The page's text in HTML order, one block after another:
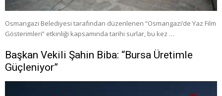
Osmangazi Belediyesi tarafından düzenlenen “Osmangazi’de Yaz Film
Gösterimleri” etkinliği kapsamında tarihi surlar, bu kez …
Başkan Vekili Şahin Biba: “Bursa Üretimle
Güçleniyor”